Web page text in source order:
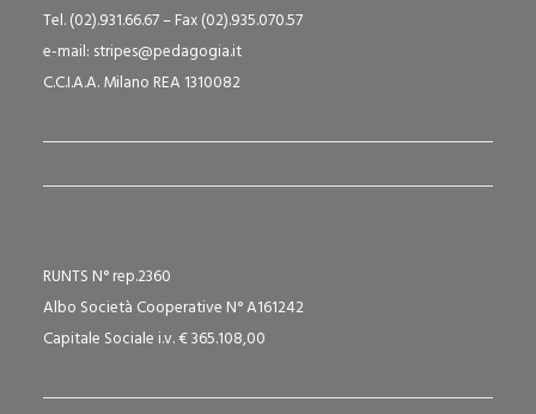
Tel. (02).931.66.67 – Fax (02).935.070.57
e-mail: stripes@pedagogia.it
C.C.I.A.A. Milano REA 1310082
RUNTS N° rep.2360
Albo Società Cooperative N° A161242
Capitale Sociale i.v. € 365.108,00